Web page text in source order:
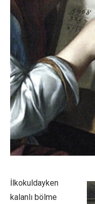
İlkokuldayken
kalanlı bölme